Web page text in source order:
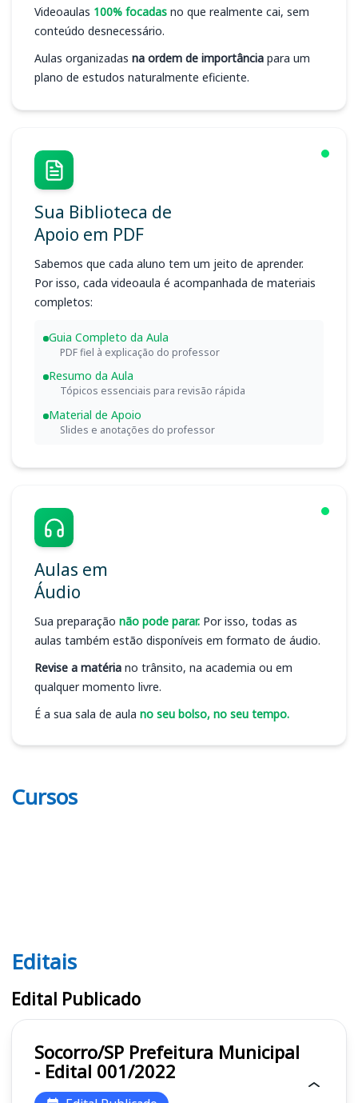
Videoaulas 100% focadas no que realmente cai, sem
conteúdo desnecessário.
Aulas organizadas na ordem de importância para um
plano de estudos naturalmente eficiente.
Sua Biblioteca de
Apoio em PDF
Sabemos que cada aluno tem um jeito de aprender.
Por isso, cada videoaula é acompanhada de materiais
completos:
Guia Completo da Aula
PDF fiel à explicação do professor
Resumo da Aula
Tópicos essenciais para revisão rápida
Material de Apoio
Slides e anotações do professor
Aulas em
Áudio
Sua preparação não pode parar. Por isso, todas as
aulas também estão disponíveis em formato de áudio.
Revise a matéria no trânsito, na academia ou em
qualquer momento livre.
É a sua sala de aula no seu bolso, no seu tempo.
Cursos
Editais
Editais
Edital Publicado
Socorro/SP Prefeitura Municipal
- Edital 001/2022